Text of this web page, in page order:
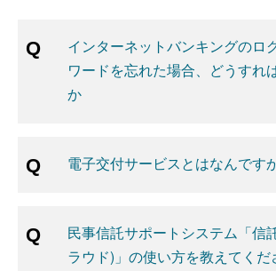
インターネットバンキングのロ
ワードを忘れた場合、どうすれ
か
電子交付サービスとはなんです
民事信託サポートシステム「信
ラウド)」の使い方を教えてくだ